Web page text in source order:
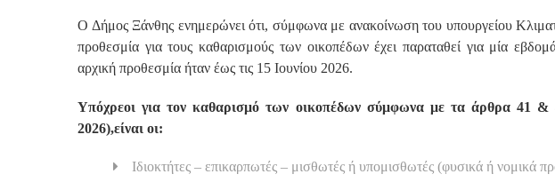
Ο Δήμος Ξάνθης ενημερώνει ότι, σύμφωνα με ανακοίνωση του υπουργείου
προθεσμία για τους καθαρισμούς των οικοπέδων έχει παραταθεί για μία
αρχική προθεσμία ήταν έως τις 15 Ιουνίου 2026.
Υπόχρεοι για τον καθαρισμό των οικοπέδων σύμφωνα με τα άρθρα 41
2026),είναι οι:
Ιδιοκτήτες – επικαρπωτές – μισθωτές ή υπομισθωτές (φυσικά ή νομικά